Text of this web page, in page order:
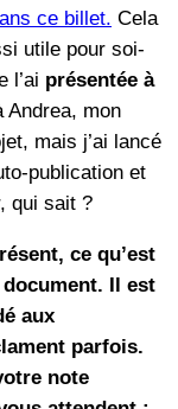
ce billet. Cela
utile pour soi-
l’ai présentée à
Andrea, mon
mais j’ai lancé
publication et
qui sait ?
ce qu’est
document. Il est
aux
parfois.
note